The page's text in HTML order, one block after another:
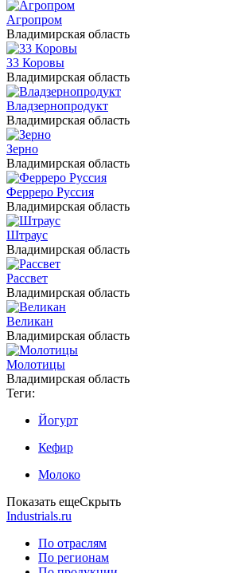
Агропром
Владимирская область
33 Коровы
Владимирская область
Владзернопродукт
Владимирская область
Зерно
Владимирская область
Ферреро Руссия
Владимирская область
Штраус
Владимирская область
Рассвет
Владимирская область
Великан
Владимирская область
Молотицы
Владимирская область
Теги:
Йогурт
Кефир
Молоко
Показать ещеСкрыть
Industrials.ru
По отраслям
По регионам